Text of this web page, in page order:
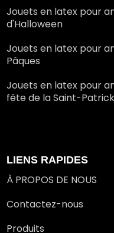
Jouets en latex pour
d'Halloween
Jouets en latex pour
Pâques
Jouets en latex pour
fête de la Saint-Patrick
LIENS RAPIDES
À PROPOS DE NOUS
Contactez-nous
Produits